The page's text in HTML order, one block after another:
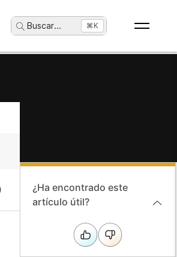
Buscar... ⌘K
¿Ha encontrado este
artículo útil?